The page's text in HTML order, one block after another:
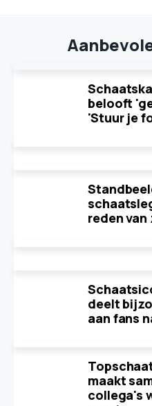
belooft
'Stuur je
reden
deelt
aan fans
maakt
collega's